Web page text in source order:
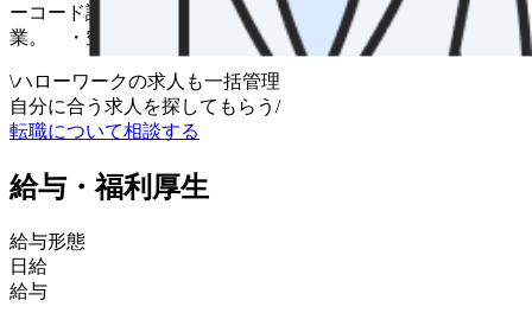
ーコード読み取り ・ピッキングリストによる出荷作
業。 ・空箱整理 等 変更範囲：会社の定める業務
\ハローワークの求人も一括管理
自分に合う求人を探してもらう /
転職について相談する
給与・福利厚生
給与形態
日給
給与